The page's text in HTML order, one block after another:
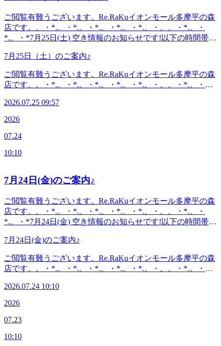
鳥ドライビングスクール・多摩平図書館から徒歩10分圏内。
ご閲覧有難うございます。Re.RaKuイオンモール多摩平の森
店です。。・*.。・*.。・*.。・*.。・*.。・。。・*.。・
*.。・*7月25日(土) 空き情報のお知らせです!以下の時間帯に
ます。。・*.。・*.。・*.。・*.。・*.。・。。・*.。・
*.。・*こんにちは。本日ブログ担当のオオタです。今日は
立川花火大会ですね。確か19時過ぎだったかと…いつも勤務
の後、帰りの電車で花火の音を聞きます。立川駅は人で混み
そうですね。近隣にお住まいの方は電車が空いているうちに
の花火も一興ですヨ！良い1日をお過ごしください♪・*.。・
ア&amp;骨盤ストレッチ』を取り入れたリラク系ボディケア
♪〈営業時間〉終日:10時00分～21時(20時20分最終受付)〈住
ら徒歩5分八王子駅・日野駅・立川駅からもアクセス◎高幡
グスクール・多摩平図書館から徒歩10分圏内。〈電話番号〉
042-843-1147 ※オンラインで△や×と表示されていてもご案
内出来る場合があります。お気軽にお問い合わせください^^
7月25日（土）のご案内♪
ご閲覧有難うございます。Re.RaKuイオンモール多摩平の森
店です。。・*.。・*.。・*.。・*.。・*.。・。。・*.。・
空きがございます。13:40--18:00がご案内可能となっており
ます。。・*.。・*.。・*.。・*.。・*.。・。。・*.。・
立川花火大会ですね。確か19時過ぎだったかと…いつも勤務
そうですね。近隣にお住まいの方は電車が空いているうちに
の花火も一興ですヨ！良い1日をお過ごしください♪・*.。・
*.。・*.。・*.。・*.。・。 。。・*.。・*.。・*『肩甲骨ケ
ア&amp;骨盤ストレッチ』を取り入れたリラク系ボディケア
♪〈営業時間〉終日:10時00分～21時(20時20分最終受付)〈住
所〉日野市多摩平2-4-1 イオンモール多摩平の森3FRe.Ra.Ku
ら徒歩5分八王子駅・日野駅・立川駅からもアクセス◎高幡
グスクール・多摩平図書館から徒歩10分圏内。〈電話番号〉
042-843-1147 ※オンラインで△や×と表示されていてもご案
2026.07.25 09:57
2026
07.24
10:10
7月24日(金)のご案内♪
ご閲覧有難うございます。Re.RaKuイオンモール多摩平の森
店です。。・*.。・*.。・*.。・*.。・*.。・。。・*.。・
*.。・*7月24日(金) 空き情報のお知らせです!以下の時間帯に
っております。。・*.。・*.。・*.。・*.。・*.。・。。・
*.。・*.。・*・*.。・*.。・*.。・*.。・*.。・。 。。・
*.。・*.。・*『肩甲骨ケア&amp;骨盤ストレッチ』を取り入
れたリラク系ボディケア♪〈営業時間〉終日:10時00分～21時
(20時20分最終受付)〈住所〉日野市多摩平2-4-1 イオンモール
ス〉JR中央線豊田駅から徒歩5分八王子駅・日野駅・立川駅
スメ♪飛鳥ドライビングスクール・多摩平図書館から徒歩10
分圏内。〈電話番号〉042-843-1147※オンラインで△や×と
7月24日(金)のご案内♪
ご閲覧有難うございます。Re.RaKuイオンモール多摩平の森
店です。。・*.。・*.。・*.。・*.。・*.。・。。・*.。・
空きがございます。10:10-16:3018:30-21:00 がご案内可能とな
っております。。・*.。・*.。・*.。・*.。・*.。・。。・
*.。・*.。・*『肩甲骨ケア&amp;骨盤ストレッチ』を取り入
(20時20分最終受付)〈住所〉日野市多摩平2-4-1 イオンモール
2026.07.24 10:10
2026
07.23
10:10